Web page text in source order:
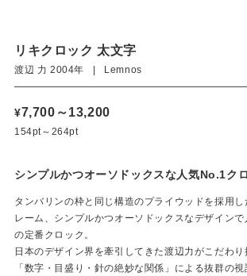
リキクロック 太文字
渡辺 力 2004年 | Lemnos
¥7,700～13,200
154pt～264pt
シンプルかつオーソドックスな人気No.1ク
タンバリンの枠と同じ構造のプライウッドを採用し
レーム、シンプルかつオーソドックスなデザイン
の定番クロック。
日本のデザイン界を牽引してきた渡辺力がこだわり
「数字・目盛り・針の絶妙な関係」による抜群の視